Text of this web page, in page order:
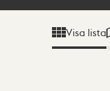
Visa lista